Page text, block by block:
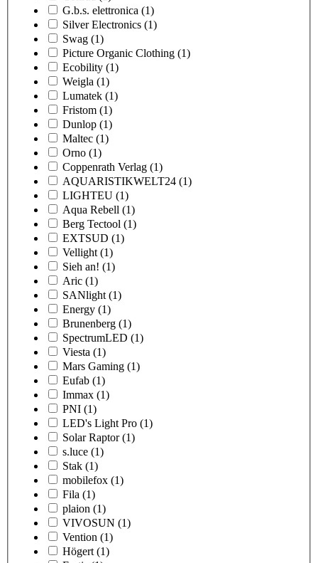
G.b.s. elettronica (1)
Silver Electronics (1)
Swag (1)
Picture Organic Clothing (1)
Ecobility (1)
Weigla (1)
Lumatek (1)
Fristom (1)
Dunlop (1)
Maltec (1)
Orno (1)
Coppenrath Verlag (1)
AQUARISTIKWELT24 (1)
LIGHTEU (1)
Aqua Rebell (1)
Berg Tectool (1)
EXTSUD (1)
Vellight (1)
Sieh an! (1)
Aric (1)
SANlight (1)
Energy (1)
Brunenberg (1)
SpectrumLED (1)
Viesta (1)
Mars Gaming (1)
Eufab (1)
Immax (1)
PNI (1)
LED's Light Pro (1)
Solar Raptor (1)
s.luce (1)
Stak (1)
mobilefox (1)
Fila (1)
plaion (1)
VIVOSUN (1)
Vention (1)
Högert (1)